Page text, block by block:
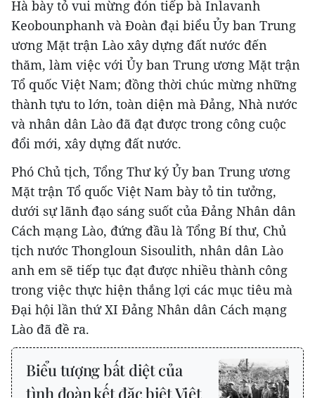
Hà bày tỏ vui mừng đón tiếp bà Inlavanh
Keobounphanh và Đoàn đại biểu Ủy ban Trung
ương Mặt trận Lào xây dựng đất nước đến
thăm, làm việc với Ủy ban Trung ương Mặt trận
Tổ quốc Việt Nam; đồng thời chúc mừng những
thành tựu to lớn, toàn diện mà Đảng, Nhà nước
và nhân dân Lào đã đạt được trong công cuộc
đổi mới, xây dựng đất nước.
Phó Chủ tịch, Tổng Thư ký Ủy ban Trung ương
Mặt trận Tổ quốc Việt Nam bày tỏ tin tưởng,
dưới sự lãnh đạo sáng suốt của Đảng Nhân dân
Cách mạng Lào, đứng đầu là Tổng Bí thư, Chủ
tịch nước Thongloun Sisoulith, nhân dân Lào
anh em sẽ tiếp tục đạt được nhiều thành công
trong việc thực hiện thắng lợi các mục tiêu mà
Đại hội lần thứ XI Đảng Nhân dân Cách mạng
Lào đã đề ra.
Biểu tượng bất diệt của
tình đoàn kết đặc biệt Việt